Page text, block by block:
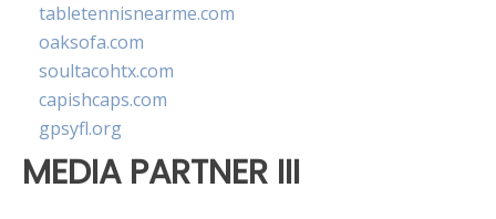
tabletennisnearme.com
oaksofa.com
soultacohtx.com
capishcaps.com
gpsyfl.org
MEDIA PARTNER III